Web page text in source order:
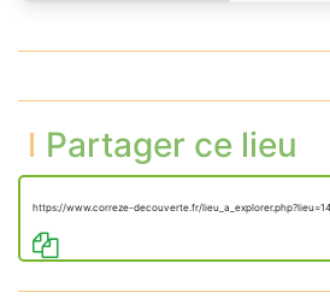
Partager ce lieu
https://www.correze-decouverte.fr/